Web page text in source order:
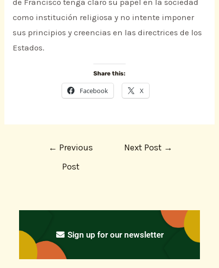
como institución religiosa y no intente imponer
sus principios y creencias en las directrices de los
Estados.
Share this:
Facebook X
← Previous
Post
Next Post →
Sign up for our newsletter